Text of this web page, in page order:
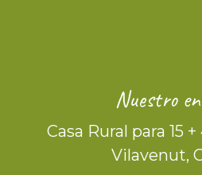
Nuestro
Casa Rural para 15
Vilavenut,